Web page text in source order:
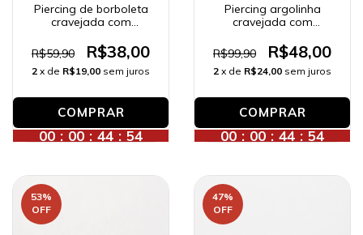
Piercing de borboleta
cravejada com
ouro 18K.
R$59,90 R$38,00
2 x de R$19,00 sem juros
00 : 00 : 44 : 52
Piercing argolinha
cravejada com
banhado a ouro 18K.
R$99,90 R$48,00
2 x de R$24,00 sem juros
COMPRAR
00 : 00 : 44 : 52
53%
OFF
47%
OFF